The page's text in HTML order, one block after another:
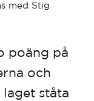
med Stig
poäng på
och
ståta